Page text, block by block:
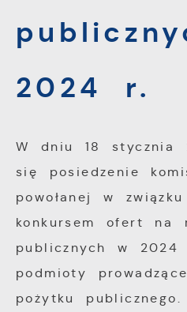
2024 r.
W dniu 18 stycznia
się posiedzenie
powołanej w
konkursem ofert na
publicznych w 2024
podmioty
pożytku
gwarantuje dostępność
funkcji na stronie.
potrzeb.
Cookies analityczne
witryny internetowej,
względem ich
użytkowników.
przetwarzane w formie
Wyrażenie zgody na
cookies gwarantuje
Dzięki reklamowym
prezentujemy Ci
prezentowania Ci
podstawie analizy
Twoich zwyczajów
witryny internetowej.
Więcej